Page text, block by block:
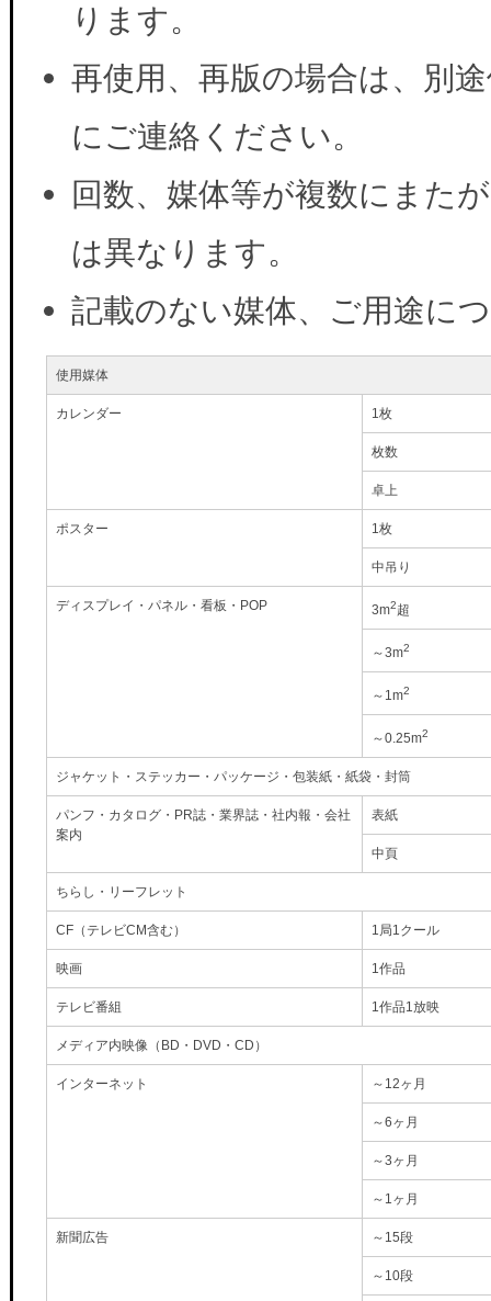
ります。
再使用、再版の場合は、別
にご連絡ください。
回数、媒体等が複数にまた
は異なります。
記載のない媒体、ご用途に
使用媒体
カレンダー 1枚
枚数
卓上
ポスター 1枚
中吊り
ディスプレイ・パネル・看板・POP 3m2超
～3m2
～1m2
～0.25m2
ジャケット・ステッカー・パッケージ・包装紙・紙袋・封筒
パンフ・カタログ・PR誌・業界誌・社内報・会社
案内
表紙
中頁
ちらし・リーフレット
CF（テレビCM含む） 1局1クール
映画 1作品
テレビ番組 1作品1放映
メディア内映像（BD・DVD・CD）
インターネット ～12ヶ月
～6ヶ月
～3ヶ月
～1ヶ月
新聞広告 ～15段
～10段